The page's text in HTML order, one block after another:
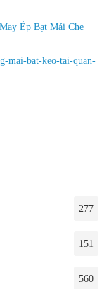
Ép Bạt Mái Che
mai-bat-keo-tai-quan-
277
151
560